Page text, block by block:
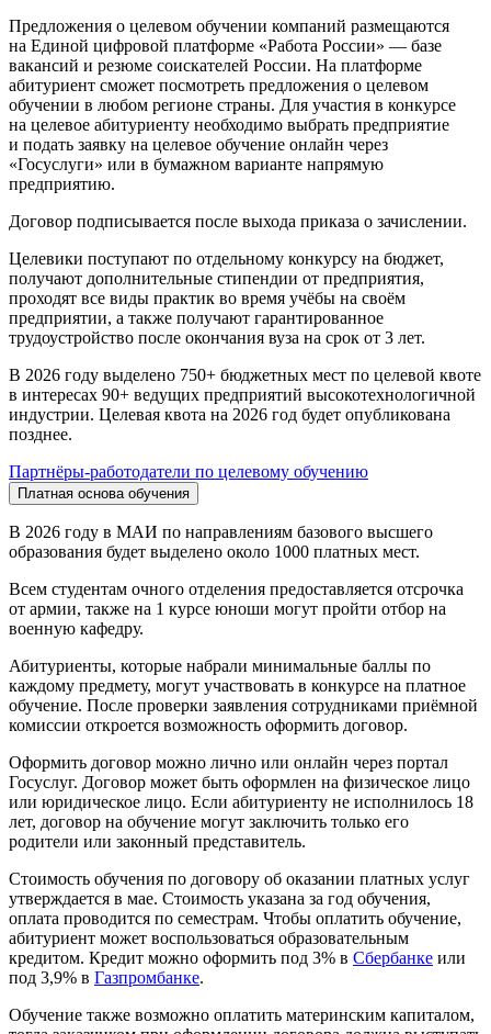
Предложения о целевом обучении компаний размещаются
на Единой цифровой платформе «Работа России» — базе
вакансий и резюме соискателей России. На платформе
абитуриент сможет посмотреть предложения о целевом
обучении в любом регионе страны. Для участия в конкурсе
на целевое абитуриенту необходимо выбрать предприятие
и подать заявку на целевое обучение онлайн через
«Госуслуги» или в бумажном варианте напрямую
предприятию.
Договор подписывается после выхода приказа о зачислении.
Целевики поступают по отдельному конкурсу на бюджет,
получают дополнительные стипендии от предприятия,
проходят все виды практик во время учёбы на своём
предприятии, а также получают гарантированное
трудоустройство после окончания вуза на срок от 3 лет.
В 2026 году выделено 750+ бюджетных мест по целевой квоте
в интересах 90+ ведущих предприятий высокотехнологичной
индустрии. Целевая квота на 2026 год будет опубликована
позднее.
Партнёры-работодатели по целевому обучению
Платная основа обучения
В 2026 году в МАИ по направлениям базового высшего
образования будет выделено около 1000 платных мест.
Всем студентам очного отделения предоставляется отсрочка
от армии, также на 1 курсе юноши могут пройти отбор на
военную кафедру.
Абитуриенты, которые набрали минимальные баллы по
каждому предмету, могут участвовать в конкурсе на платное
обучение. После проверки заявления сотрудниками приёмной
комиссии откроется возможность оформить договор.
Оформить договор можно лично или онлайн через портал
Госуслуг. Договор может быть оформлен на физическое лицо
или юридическое лицо. Если абитуриенту не исполнилось 18
лет, договор на обучение могут заключить только его
родители или законный представитель.
Стоимость обучения по договору об оказании платных услуг
утверждается в мае. Стоимость указана за год обучения,
оплата проводится по семестрам. Чтобы оплатить обучение,
абитуриент может воспользоваться образовательным
кредитом. Кредит можно оформить под 3% в Сбербанке или
под 3,9% в Газпромбанке.
Обучение также возможно оплатить материнским капиталом,